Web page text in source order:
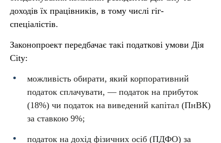
доходів їх працівників, в тому числі гіг-
спеціалістів.
Законопроект передбачає такі податкові умови Дія
City:
можливість обирати, який корпоративний
податок сплачувати, — податок на прибуток
(18%) чи податок на виведений капітал (ПнВК)
за ставкою 9%;
податок на дохід фізичних осіб (ПДФО) за